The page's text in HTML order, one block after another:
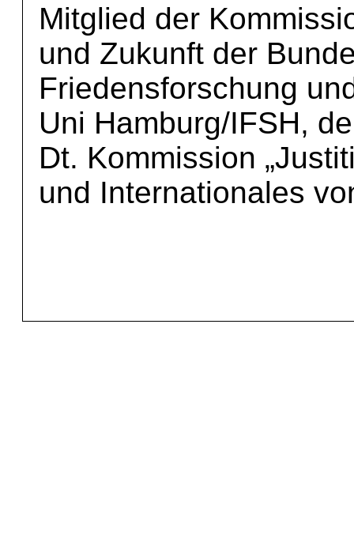
Mitglied der
und Zukunft der
Friedensforschung
Uni Hamburg/IFSH,
Dt. Kommission
und Internationales